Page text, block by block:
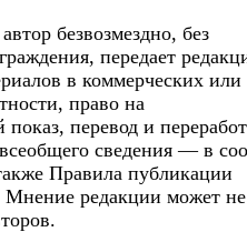
безвозмездно, без
передает
в коммерческих или
право на
перевод и
сведения — в
Правила публикации
Мнение редакции может не